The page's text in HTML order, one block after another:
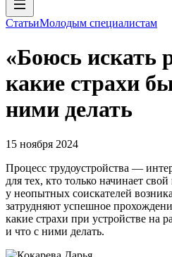
СтатьиМолодым специалистам
«Боюсь искать
какие страхи
ними делать
15 ноября 2024
Процесс трудоустройства —
для тех, кто только начинает
у неопытных соискателей
затрудняют успешное
какие страхи при устройстве на
и что с ними делать.